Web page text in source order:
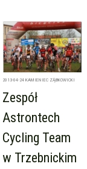
2013-04-24 KAMIENIEC ZĄBKOWICKI
Zespół
Astrontech
Cycling Team
w Trzebnickim